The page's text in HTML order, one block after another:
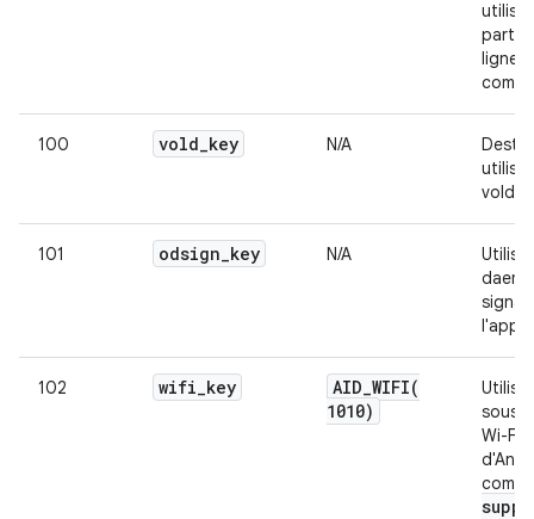
partir
ligne
100 vold_key N/A
utilisé
vold.
101 odsign_key N/A
Utilisé
102 wifi_key
AID_WIFI(
1010)
Utilisé
sous-
Wi-Fi